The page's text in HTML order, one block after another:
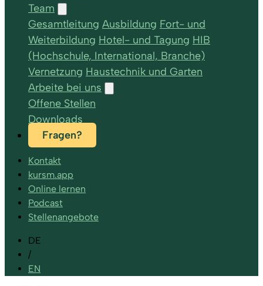
Team
Gesamtleitung Ausbildung Fort- und
Weiterbildung Hotel- und Tagung HIB
(Hochschule, International, Branche)
Vernetzung Haustechnik und Garten
Arbeite bei uns
Offene Stellen
Downloads
Fragen?
Kontakt
kursm.app
Online lernen
Podcast
Stellenangebote
DE
/
EN